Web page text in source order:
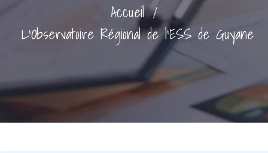
Accueil /
L'Observatoire Régional de l'ESS de Guyane